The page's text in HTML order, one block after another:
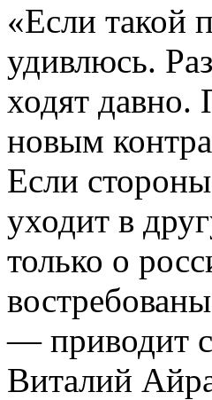
«Если такой
удивлюсь.
ходят давно.
новым
Если
уходит в
только о
— приводит
Виталий